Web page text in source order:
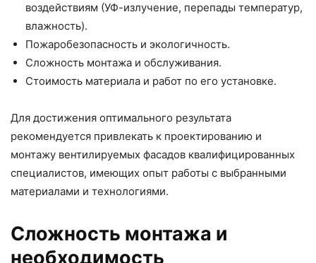
воздействиям (УФ-излучение, перепады температур,
влажность).
Пожаробезопасность и экологичность.
Сложность монтажа и обслуживания.
Стоимость материала и работ по его установке.
Для достижения оптимального результата
рекомендуется привлекать к проектированию и
монтажу вентилируемых фасадов квалифицированных
специалистов, имеющих опыт работы с выбранными
материалами и технологиями.
Сложность монтажа и
необходимость